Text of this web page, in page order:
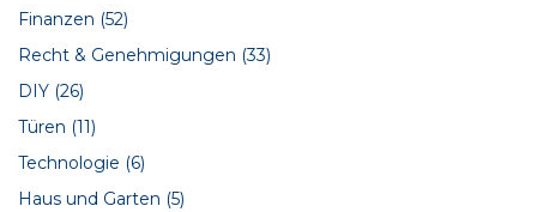
Finanzen (52)
Recht & Genehmigungen (33)
DIY (26)
Türen (11)
Technologie (6)
Haus und Garten (5)